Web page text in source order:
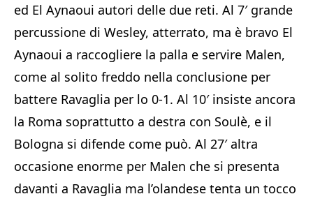
ed El Aynaoui autori delle due reti. Al 7′ grande
percussione di Wesley, atterrato, ma è bravo El
Aynaoui a raccogliere la palla e servire Malen,
come al solito freddo nella conclusione per
battere Ravaglia per lo 0-1. Al 10′ insiste ancora
la Roma soprattutto a destra con Soulè, e il
Bologna si difende come può. Al 27′ altra
occasione enorme per Malen che si presenta
davanti a Ravaglia ma l’olandese tenta un tocco